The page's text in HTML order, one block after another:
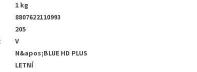
1 kg
8807622110993
205
:
V
N&apos;BLUE HD PLUS
LETNÍ